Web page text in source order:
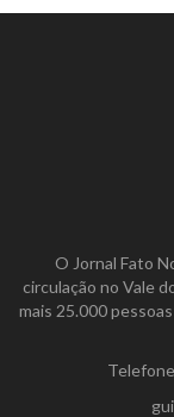
O Jornal Fato
circulação no Vale
mais 25.000